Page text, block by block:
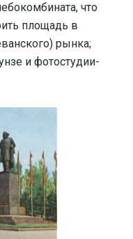
что
площадь в
рынка;
и фотостудии-